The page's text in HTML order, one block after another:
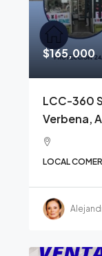
$165,000
LCC-360
Verbena,
LOCAL